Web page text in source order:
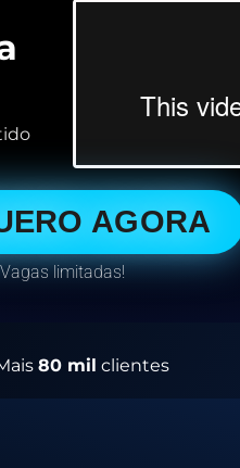
AGORA
Vagas limitadas!
80 mil clientes